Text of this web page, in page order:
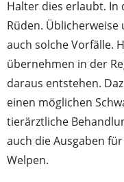
Halter dies erlaubt. In
Rüden.
auch solche Vorfälle.
übernehmen in der
daraus entstehen.
einen möglichen
tierärztliche
auch die Ausgaben
Welpen.